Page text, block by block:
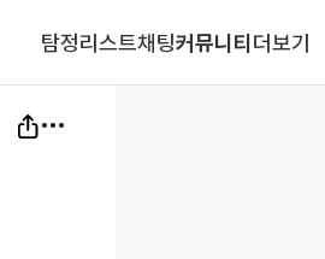
탐정리스트채팅커뮤니티더보기